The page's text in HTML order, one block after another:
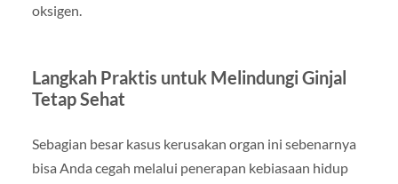
oksigen.
Langkah Praktis untuk Melindungi Ginjal
Tetap Sehat
Sebagian besar kasus kerusakan organ ini sebenarnya
bisa Anda cegah melalui penerapan kebiasaan hidup